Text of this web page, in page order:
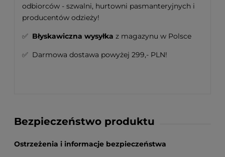
odbiorców - szwalni, hurtowni pasmanteryjnych i
producentów odzieży!
✅ Błyskawiczna wysyłka z magazynu w Polsce
✅ Darmowa dostawa powyżej 299,- PLN!
Bezpieczeństwo produktu
Ostrzeżenia i informacje bezpieczeństwa